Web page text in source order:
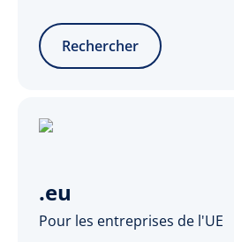
Rechercher
.eu
Pour les entreprises de l'UE